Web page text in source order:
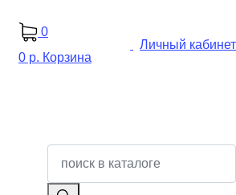
0
0 р. Корзина
Личный кабинет